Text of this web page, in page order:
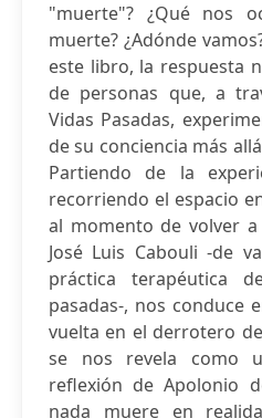
"muerte"? ¿Qué nos
muerte? ¿Adónde
este libro, la respuesta
de personas que, a
Vidas Pasadas,
de su conciencia más
Partiendo de la
recorriendo el espacio
al momento de volver a
José Luis Cabouli -de
práctica terapéutica
pasadas-, nos conduce
vuelta en el derrotero
se nos revela como
reflexión de Apolonio
nada muere en